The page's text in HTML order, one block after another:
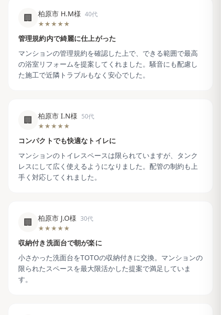
🏢 柏原市 H.M様 40代
★★★★★
管理規約内で綺麗に仕上がった
マンションの管理規約を確認した上で、できる範囲で最高
の浴室リフォームを提案してくれました。騒音にも配慮し
た施工で近隣トラブルもなく安心でした。
🏢 柏原市 I.N様 50代
★★★★★
コンパクトでも快適なトイレに
マンションのトイレスペースは限られていますが、タンク
レスにして広く使えるようになりました。配管の制約も上
手く対応してくれました。
🏢 柏原市 J.O様 30代
★★★★★
収納付き洗面台で朝が楽に
小さかった洗面台をTOTOの収納付きに交換。マンションの
限られたスペースを最大限活かした提案で満足していま
す。